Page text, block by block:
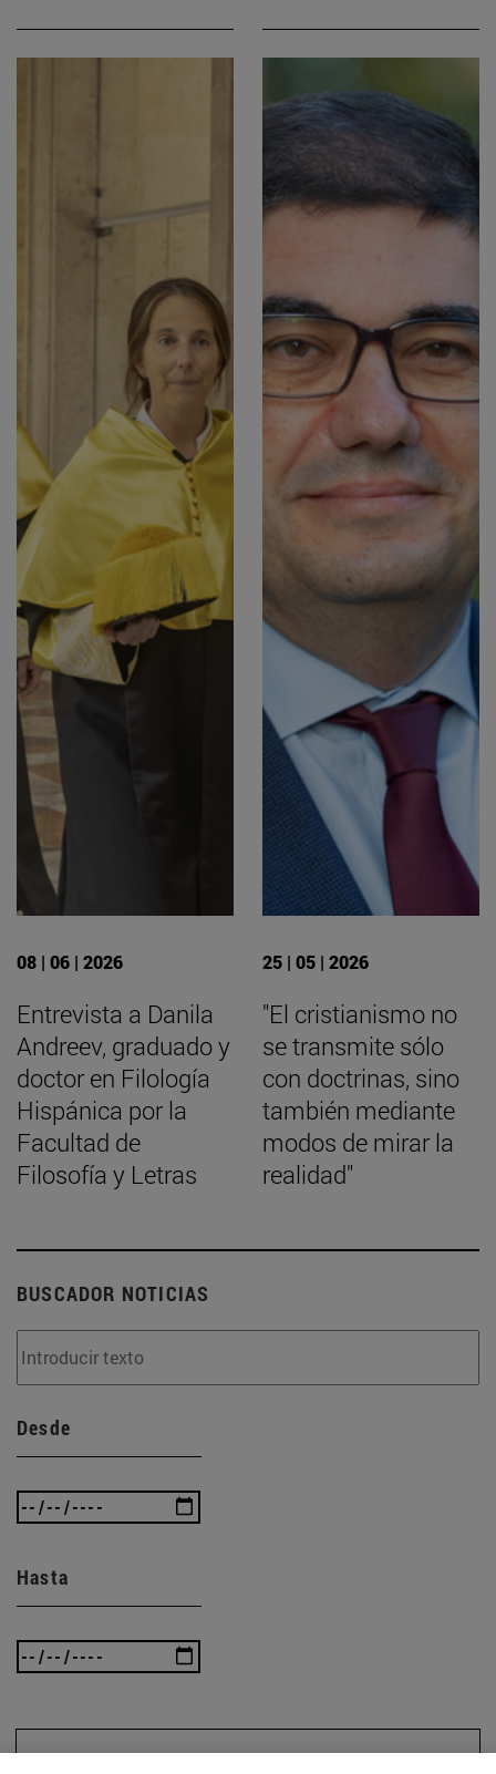
08 | 06 | 2026
Entrevista a Danila
Andreev, graduado y
doctor en Filología
Hispánica por la
Facultad de
Filosofía y Letras
25 | 05 | 2026
"El cristianismo no
se transmite sólo
con doctrinas, sino
también mediante
modos de mirar la
realidad"
BUSCADOR NOTICIAS
Desde
Hasta
BUSCAR